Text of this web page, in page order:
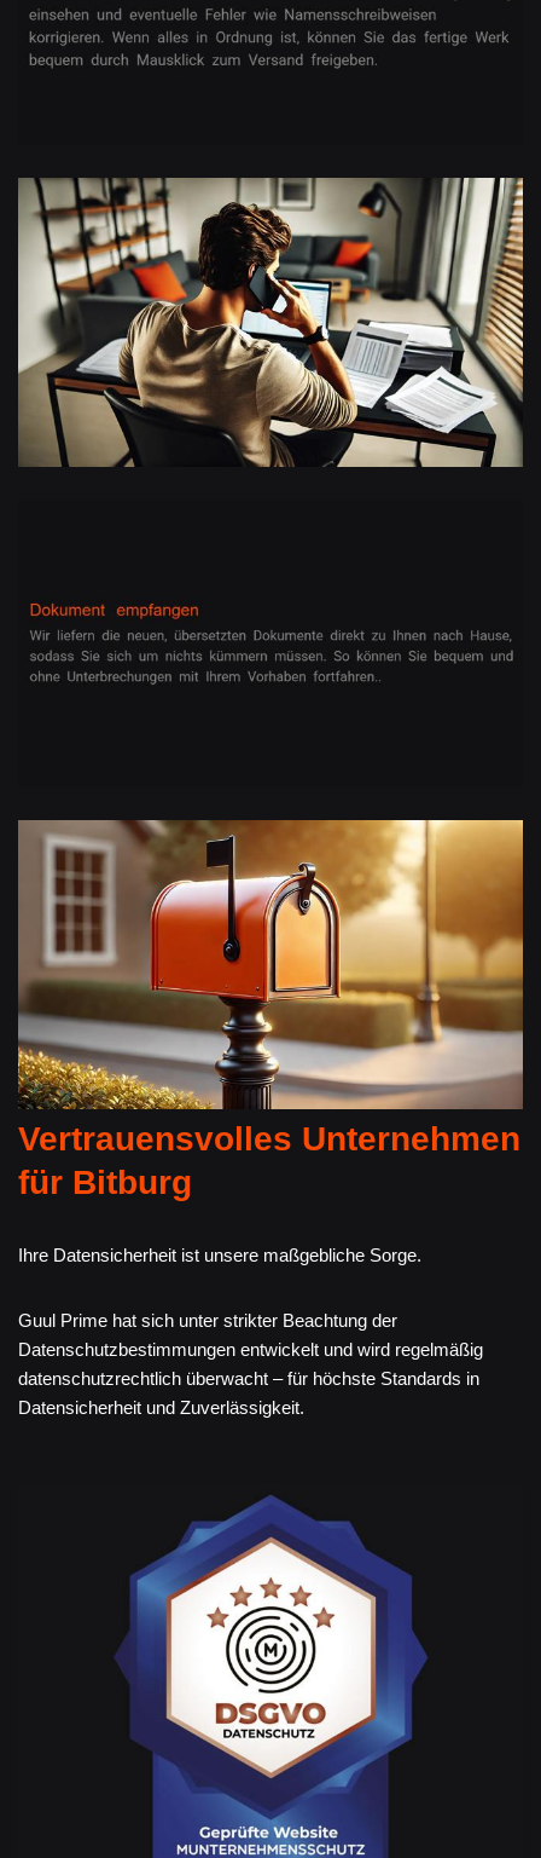
Vertrauensvolles Unternehmen
für Bitburg
Ihre Datensicherheit ist unsere maßgebliche Sorge.
Guul Prime hat sich unter strikter Beachtung der
Datenschutzbestimmungen entwickelt und wird regelmäßig
datenschutzrechtlich überwacht – für höchste Standards in
Datensicherheit und Zuverlässigkeit.